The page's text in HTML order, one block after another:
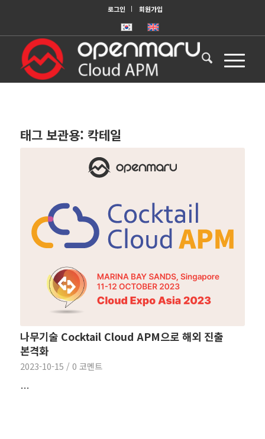
로그인 회원가입
태그 보관용: 칵테일
나무기술 Cocktail Cloud APM으로 해외 진출
본격화
2023-10-15 / 0 코멘트
…